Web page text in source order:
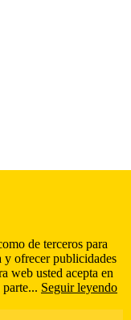
de terceros para
y ofrecer publicidades
web usted acepta en
Seguir leyendo